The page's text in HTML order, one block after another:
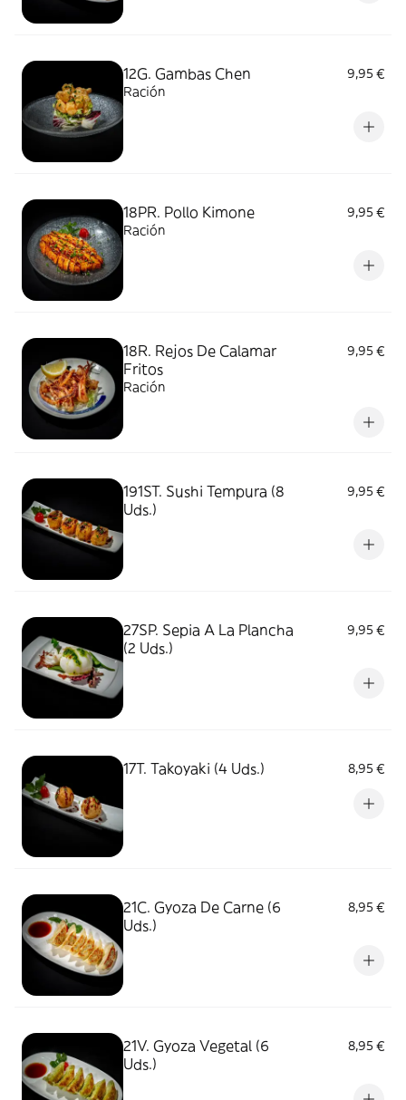
12G. Gambas Chen
9,95 €
Ración
18PR. Pollo Kimone
9,95 €
Ración
18R. Rejos De Calamar
Fritos
9,95 €
Ración
191ST. Sushi Tempura (8
Uds.)
9,95 €
27SP. Sepia A La Plancha
(2 Uds.)
9,95 €
17T. Takoyaki (4 Uds.) 8,95 €
21C. Gyoza De Carne (6
Uds.)
8,95 €
21V. Gyoza Vegetal (6
Uds.)
8,95 €